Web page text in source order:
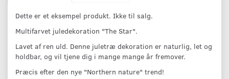
Dette er et eksempel produkt. Ikke til salg.
Multifarvet juledekoration "The Star".
Lavet af ren uld. Denne juletræ dekoration er naturlig, let og
holdbar, og vil tjene dig i mange mange år fremover.
Præcis efter den nye "Northern nature" trend!